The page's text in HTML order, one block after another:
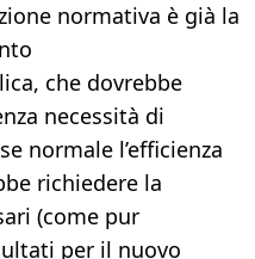
normativa è già la
che dovrebbe
necessità di
normale l’efficienza
richiedere la
(come pur
per il nuovo